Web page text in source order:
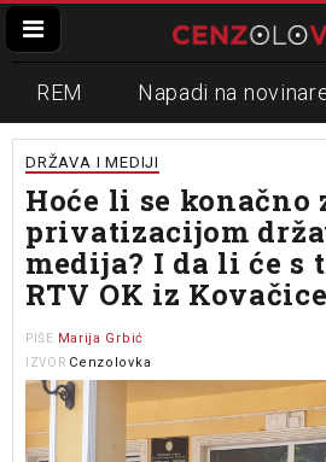
REM Napadi na
Zvučni top
Propaganda Lokalni
Informer Slavko
DRŽAVA I MEDIJI
Hoće li se
privatizacijom
medija? I da li će
RTV OK iz
PIŠE Marija Grbić
IZVOR Cenzolovka